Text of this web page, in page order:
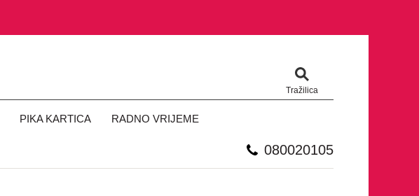
Tražilica
PIKA KARTICA RADNO VRIJEME
080020105